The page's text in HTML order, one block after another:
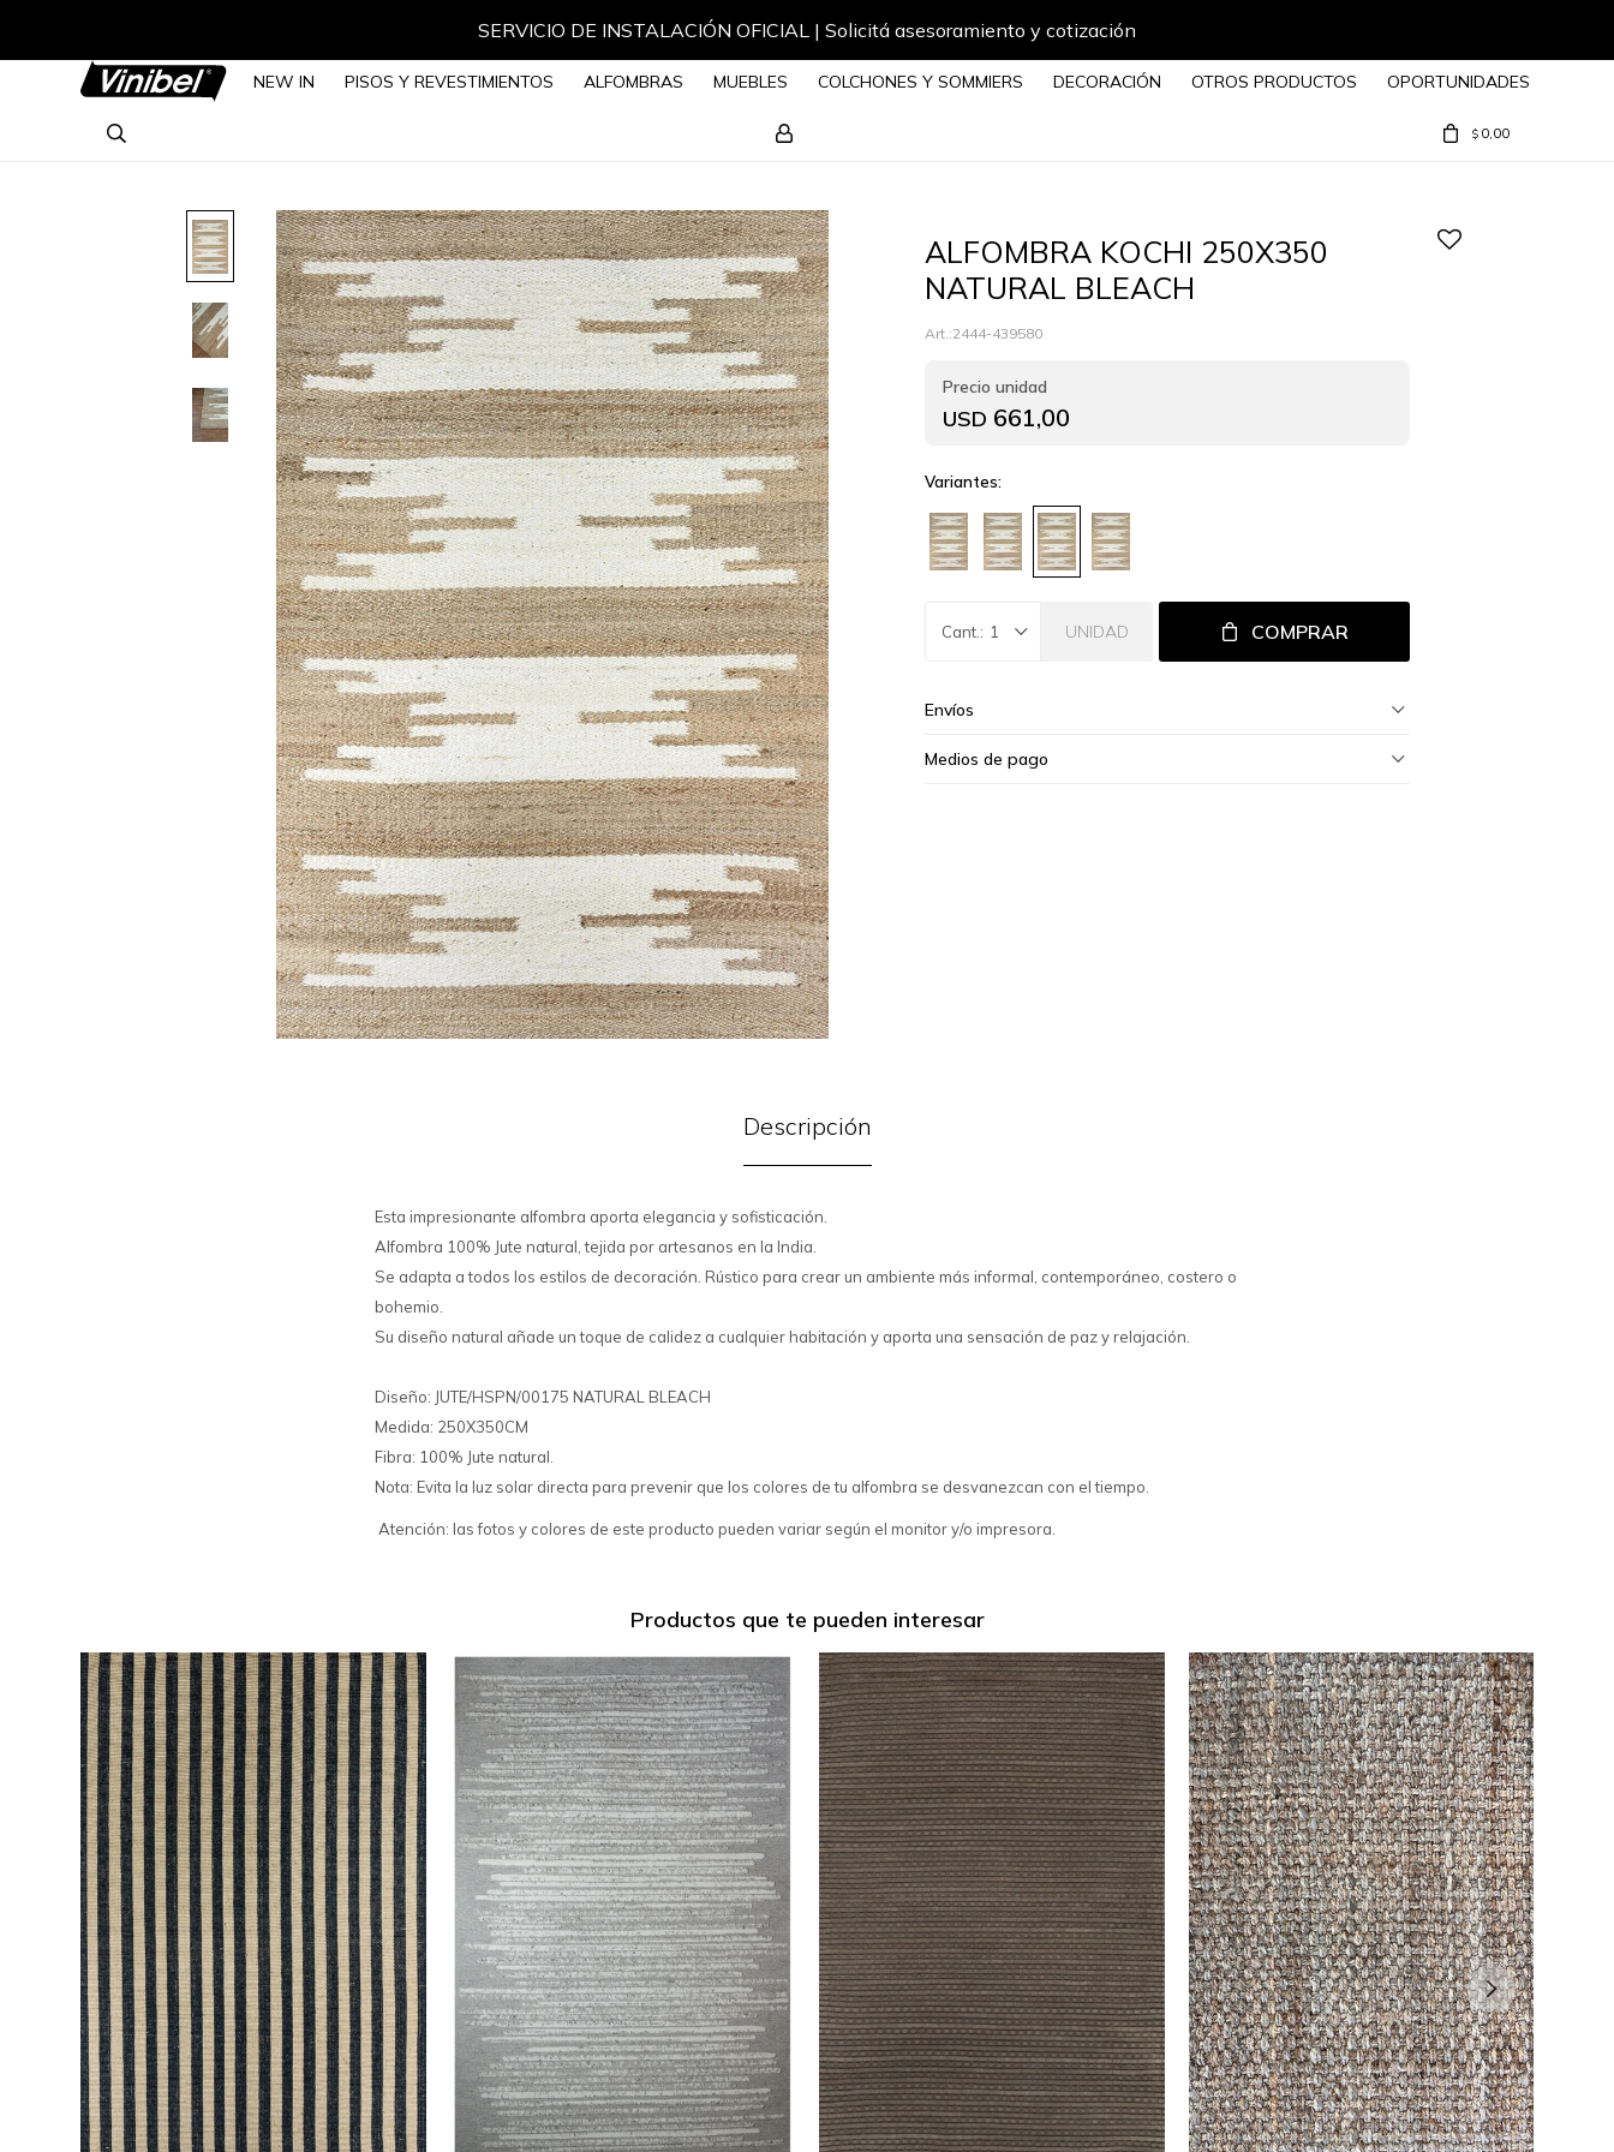
SERVICIO DE INSTALACIÓN OFICIAL | Solicitá asesoramiento y cotización
NEW IN PISOS Y REVESTIMIENTOS ALFOMBRAS MUEBLES COLCHONES Y SOMMIERS DECORACIÓN OTROS PRODUCTOS OPORTUNIDADES
$ 0,00
ALFOMBRA KOCHI 250X350
NATURAL BLEACH
2444-439580
USD 661,00
Variantes:
1 UNIDAD COMPRAR
Envíos
Medios de pago
Descripción
Esta impresionante alfombra aporta elegancia y sofisticación.
Alfombra 100% Jute natural, tejida por artesanos en la India.
Se adapta a todos los estilos de decoración. Rústico para crear un ambiente más informal, contemporáneo, costero o
bohemio.
Su diseño natural añade un toque de calidez a cualquier habitación y aporta una sensación de paz y relajación.
Diseño: JUTE/HSPN/00175 NATURAL BLEACH
Medida: 250X350CM
Fibra: 100% Jute natural.
Nota: Evita la luz solar directa para prevenir que los colores de tu alfombra se desvanezcan con el tiempo.
Atención: las fotos y colores de este producto pueden variar según el monitor y/o impresora.
Productos que te pueden interesar